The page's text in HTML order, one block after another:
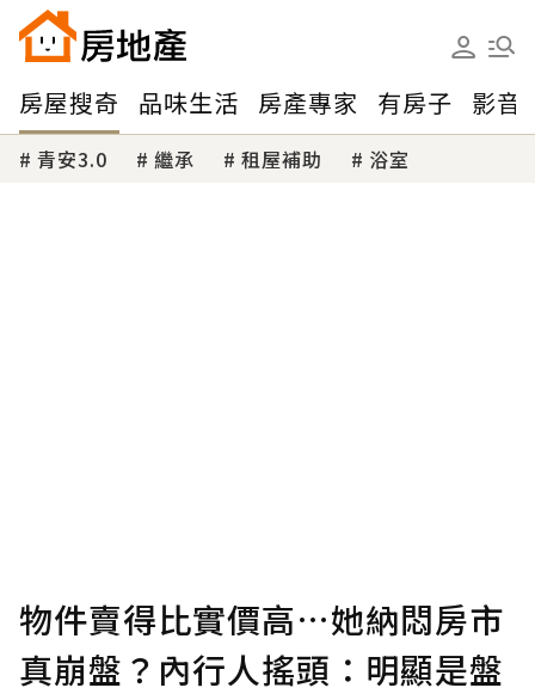
房屋搜奇 品味生活 房產專家 有房子 影音
青安3.0 繼承 租屋補助 浴室
物件賣得比實價高…她納悶房市
真崩盤？內行人搖頭：明顯是盤